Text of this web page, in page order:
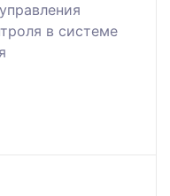
в системе